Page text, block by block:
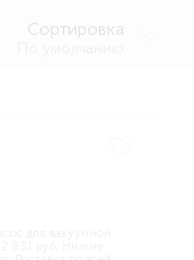
Сортировка